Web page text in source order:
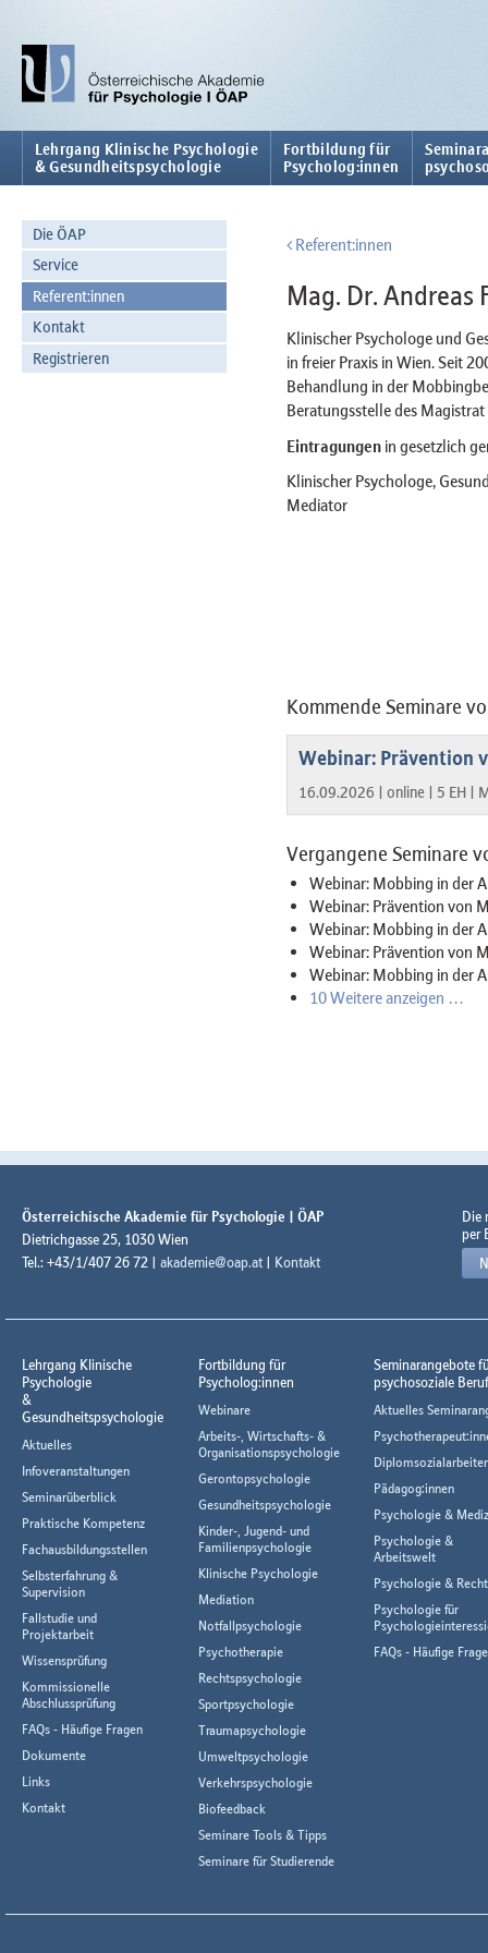
Lehrgang Klinische Psychologie
& Gesundheitspsychologie
Fortbildung für
Psycholog:innen
Die ÖAP
Service
Referent:innen
Kontakt
Registrieren
Referent:innen
Mag. Dr. Andreas
Klinischer Psychologe und
in freier Praxis in Wien. Seit
Behandlung in der
Beratungsstelle des
Eintragungenin gesetzlich
Klinischer Psychologe,
Mediator
Kommende Seminare
Webinar: Prävention
16.09.2026 | online | 5 EH |
Vergangene Seminare
Webinar: Mobbing in der
Webinar: Prävention von
Webinar: Mobbing in der
Webinar: Prävention von
Webinar: Mobbing in der
10 Weitere anzeigen …
Österreichische Akademie für Psychologie | ÖAP
Dietrichgasse 25, 1030 Wien
Tel.: +43/1/407 26 72 | akademie@oap.at | Kontakt
Die
per
Lehrgang Klinische
Psychologie
&
Gesundheitspsychologie
Aktuelles
Infoveranstaltungen
Seminarüberblick
Praktische Kompetenz
Fachausbildungsstellen
Selbsterfahrung &
Supervision
Fallstudie und
Projektarbeit
Wissensprüfung
Kommissionelle
Abschlussprüfung
FAQs - Häufige Fragen
Dokumente
Links
Kontakt
Fortbildung für
Psycholog:innen
Webinare
Arbeits-, Wirtschafts- &
Organisationspsychologie
Gerontopsychologie
Gesundheitspsychologie
Kinder-, Jugend- und
Familienpsychologie
Klinische Psychologie
Mediation
Notfallpsychologie
Psychotherapie
Rechtspsychologie
Sportpsychologie
Traumapsychologie
Umweltpsychologie
Verkehrspsychologie
Biofeedback
Seminare Tools & Tipps
Seminare für Studierende
Seminarangebote
psychosoziale
Aktuelles
Pädagog:innen
Psychologie &
Psychologie &
Arbeitswelt
Psychologie & Recht
Psychologie für
FAQs - Häufige